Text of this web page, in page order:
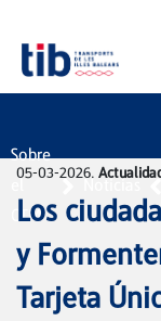
Saltar al
Sobre
el
CTM
Noticias
05-03-2026.
Los
y
Tarjeta